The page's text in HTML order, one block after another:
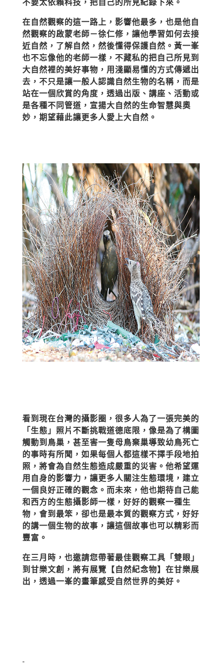
不要太依賴科技，把自己的所見紀錄下來。
在自然觀察的這一路上，影響他最多，也是他自
然觀察的啟蒙老師－徐仁修，讓他學習如何去接
近自然，了解自然，然後懂得保護自然。黃一峯
也不忘像他的老師一樣，不藏私的把自己所見到
大自然裡的美好事物，用淺顯易懂的方式傳遞出
去，不只是讓一般人認識自然生物的名稱，而是
站在一個欣賞的角度，透過出版、講座、活動或
是各種不同管道，宣揚大自然的生命智慧與奧
妙，期望藉此讓更多人愛上大自然。
看到現在台灣的攝影圈，很多人為了一張完美的
「生態」照片不斷挑戰道德底限，像是為了構圖
觸動到鳥巢，甚至害一隻母鳥棄巢導致幼鳥死亡
的事時有所聞，如果每個人都這樣不擇手段地拍
照，將會為自然生態造成嚴重的災害。他希望運
用自身的影響力，讓更多人關注生態環境，建立
一個良好正確的觀念。而未來，他也期待自己能
和西方的生態攝影師一樣，好好的觀察一種生
物，會到最笨，卻也是最本質的觀察方式，好好
的講一個生物的故事，讓這個故事也可以精彩而
豐富。
在三月時，也邀請您帶著最佳觀察工具「雙眼」
到甘樂文創，將有展覽【自然紀念物】在甘樂展
出，透過一峯的畫筆感受自然世界的美好。
-